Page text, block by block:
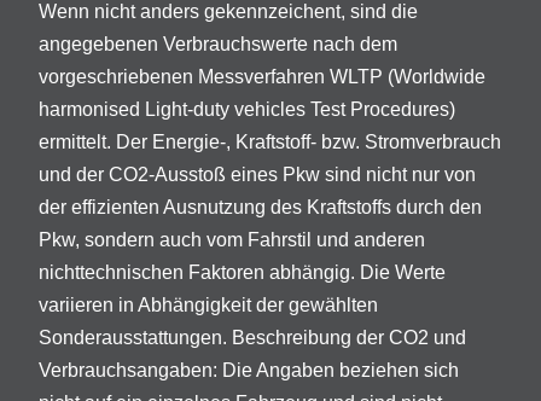
Wenn nicht anders gekennzeichent, sind die
angegebenen Verbrauchswerte nach dem
vorgeschriebenen Messverfahren WLTP (Worldwide
harmonised Light-duty vehicles Test Procedures)
ermittelt. Der Energie-, Kraftstoff- bzw. Stromverbrauch
und der CO2-Ausstoß eines Pkw sind nicht nur von
der effizienten Ausnutzung des Kraftstoffs durch den
Pkw, sondern auch vom Fahrstil und anderen
nichttechnischen Faktoren abhängig. Die Werte
variieren in Abhängigkeit der gewählten
Sonderausstattungen. Beschreibung der CO2 und
Verbrauchsangaben: Die Angaben beziehen sich